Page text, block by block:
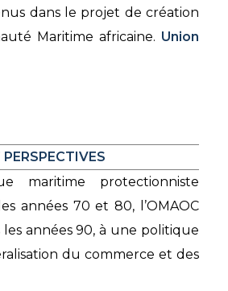
dans le projet de création
Maritime africaine. Union
maritime protectionniste
années 70 et 80, l’OMAOC
les années 90, à une politique
du commerce et des